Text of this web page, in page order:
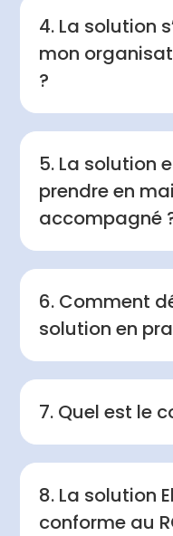
4. La solution
mon
?
5. La solution
prendre en
accompagné
6. Comment
solution en
7. Quel est le
8. La solution
conforme au